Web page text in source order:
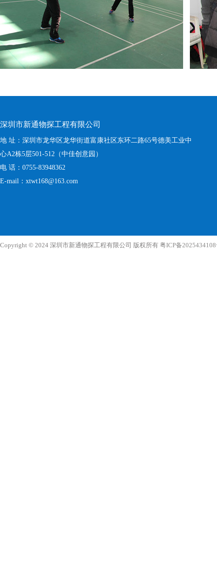
深圳市新通物探工程有限公司
地 址：深圳市龙华区龙华街道富康社区东环二路65号德美工业中
心A2栋5层501-512（中佳创意园）
电 话：0755-83948362
E-mail：xtwt168@163.com
Copyright © 2024 深圳市新通物探工程有限公司 版权所有 粤ICP备